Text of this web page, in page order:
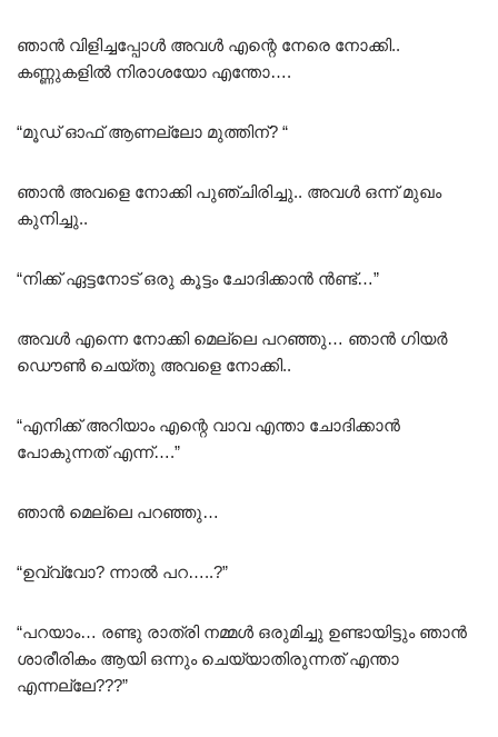
ഞാൻ വിളിച്ചപ്പോൾ അവൾ എന്റെ നേരെ നോക്കി..
കണ്ണുകളിൽ നിരാശയോ എന്തോ….
“മൂഡ് ഓഫ് ആണല്ലോ മുത്തിന്? “
ഞാൻ അവളെ നോക്കി പുഞ്ചിരിച്ചു.. അവൾ ഒന്ന് മുഖം
കുനിച്ചു..
“നിക്ക് ഏട്ടനോട് ഒരു കൂട്ടം ചോദിക്കാൻ ൻണ്ട്…”
അവൾ എന്നെ നോക്കി മെല്ലെ പറഞ്ഞു… ഞാൻ ഗിയർ
ഡൌൺ ചെയ്തു അവളെ നോക്കി..
“എനിക്ക് അറിയാം എന്റെ വാവ എന്താ ചോദിക്കാൻ
പോകുന്നത് എന്ന്….”
ഞാൻ മെല്ലെ പറഞ്ഞു…
“ഉവ്വ്വോ? ന്നാൽ പറ…..?”
“പറയാം… രണ്ടു രാത്രി നമ്മൾ ഒരുമിച്ചു ഉണ്ടായിട്ടും ഞാൻ
ശാരീരികം ആയി ഒന്നും ചെയ്യാതിരുന്നത് എന്താ
എന്നല്ലേ???”